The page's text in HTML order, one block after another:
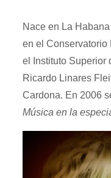
Nace en La
en el Conservatorio
el Instituto Superior
Ricardo Linares
Cardona. En 2006
Música en la